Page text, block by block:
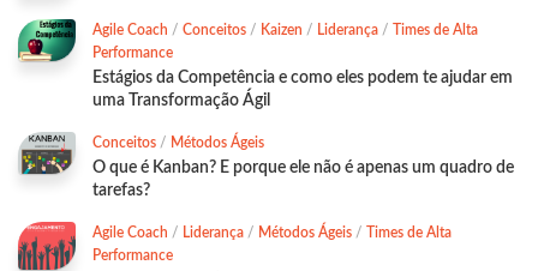
Agile Coach / Conceitos / Kaizen / Liderança / Times de Alta
Performance
Estágios da Competência e como eles podem te ajudar em
uma Transformação Ágil
Conceitos / Métodos Ágeis
O que é Kanban? E porque ele não é apenas um quadro de
tarefas?
Agile Coach / Liderança / Métodos Ágeis / Times de Alta
Performance